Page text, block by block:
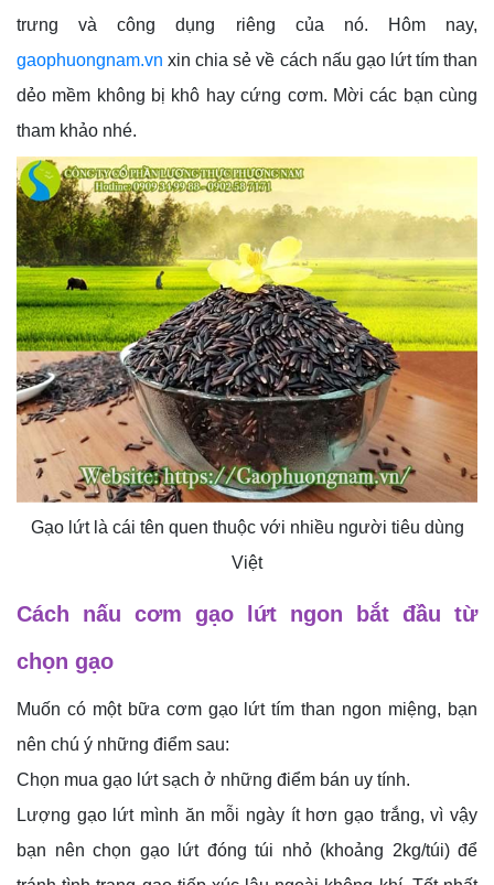
trưng và công dụng riêng của nó. Hôm nay,
gaophuongnam.vn xin chia sẻ về cách nấu gạo lứt tím than
dẻo mềm không bị khô hay cứng cơm. Mời các bạn cùng
tham khảo nhé.
Gạo lứt là cái tên quen thuộc với nhiều người tiêu dùng
Việt
Cách nấu cơm gạo lứt ngon bắt đầu từ
chọn gạo
Muốn có một bữa cơm gạo lứt tím than ngon miệng, bạn
nên chú ý những điểm sau:
Chọn mua gạo lứt sạch ở những điểm bán uy tính.
Lượng gạo lứt mình ăn mỗi ngày ít hơn gạo trắng, vì vậy
bạn nên chọn gạo lứt đóng túi nhỏ (khoảng 2kg/túi) để